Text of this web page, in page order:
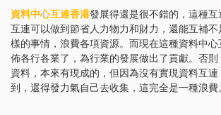
資料中心互連香港發展得還是很不錯的，這種
互連可以做到節省人力物力和財力，還能互補不
樣的事情，浪費各項資源。而現在這種資料中
佈各行各業了，為行業的發展做出了貢獻。否
資料，本來有現成的，但因為沒有實現資料互
到，還得發力氣自己去收集，這完全是一種浪費